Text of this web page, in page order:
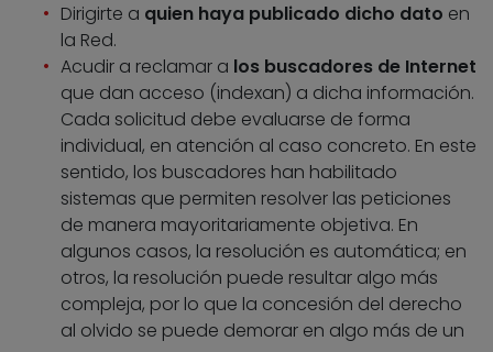
Dirigirte a quien haya publicado dicho dato en
la Red.
Acudir a reclamar a los buscadores de Internet
que dan acceso (indexan) a dicha información.
Cada solicitud debe evaluarse de forma
individual, en atención al caso concreto. En este
sentido, los buscadores han habilitado
sistemas que permiten resolver las peticiones
de manera mayoritariamente objetiva. En
algunos casos, la resolución es automática; en
otros, la resolución puede resultar algo más
compleja, por lo que la concesión del derecho
al olvido se puede demorar en algo más de un